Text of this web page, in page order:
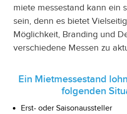
miete messestand kann ein
sein, denn es bietet
Möglichkeit, Branding und
verschiedene Messen zu
Ein Mietmessestand
folgenden
Erst- oder Saisonaussteller